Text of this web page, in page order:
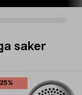
saker